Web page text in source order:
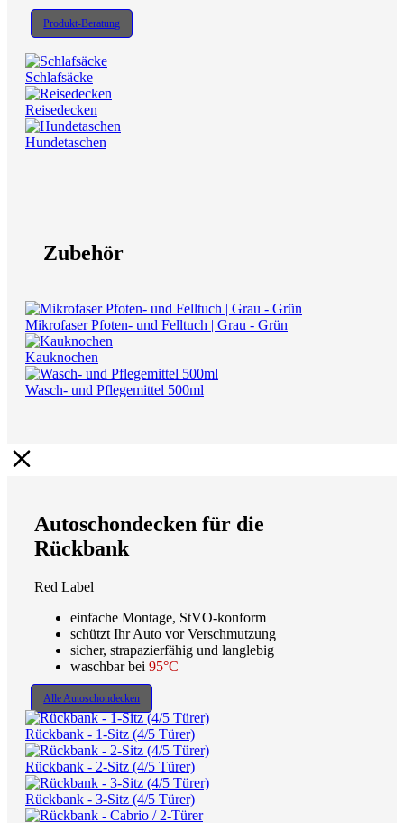
Produkt-Beratung
Schlafsäcke
Reisedecken
Hundetaschen
Zubehör
Mikrofaser Pfoten- und Felltuch | Grau - Grün
Kauknochen
Wasch- und Pflegemittel 500ml
Autoschondecken für die
Rückbank
Red Label
einfache Montage, StVO-konform
schützt Ihr Auto vor Verschmutzung
sicher, strapazierfähig und langlebig
waschbar bei 95°C
Alle Autoschondecken
Rückbank - 1-Sitz (4/5 Türer)
Rückbank - 2-Sitz (4/5 Türer)
Rückbank - 3-Sitz (4/5 Türer)